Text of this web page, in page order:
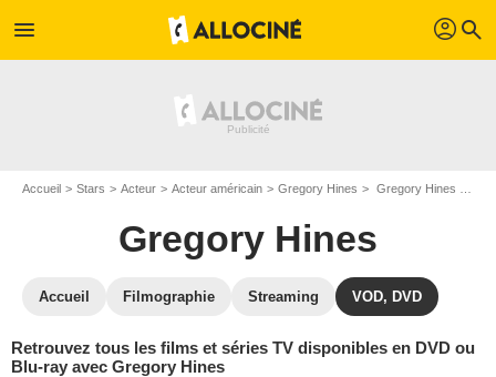
menu profil search
Accueil Stars Acteur Acteur américain Gregory Hines Gregory Hines : ses Blu-Ray, DVD, VOD, SVOD
Gregory Hines
Accueil Filmographie Streaming VOD, DVD
Retrouvez tous les films et séries TV disponibles en DVD ou
Blu-ray avec Gregory Hines